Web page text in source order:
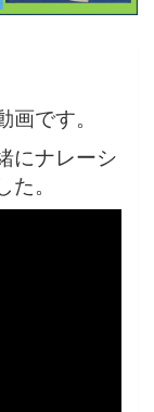
です。
にナレーシ
。